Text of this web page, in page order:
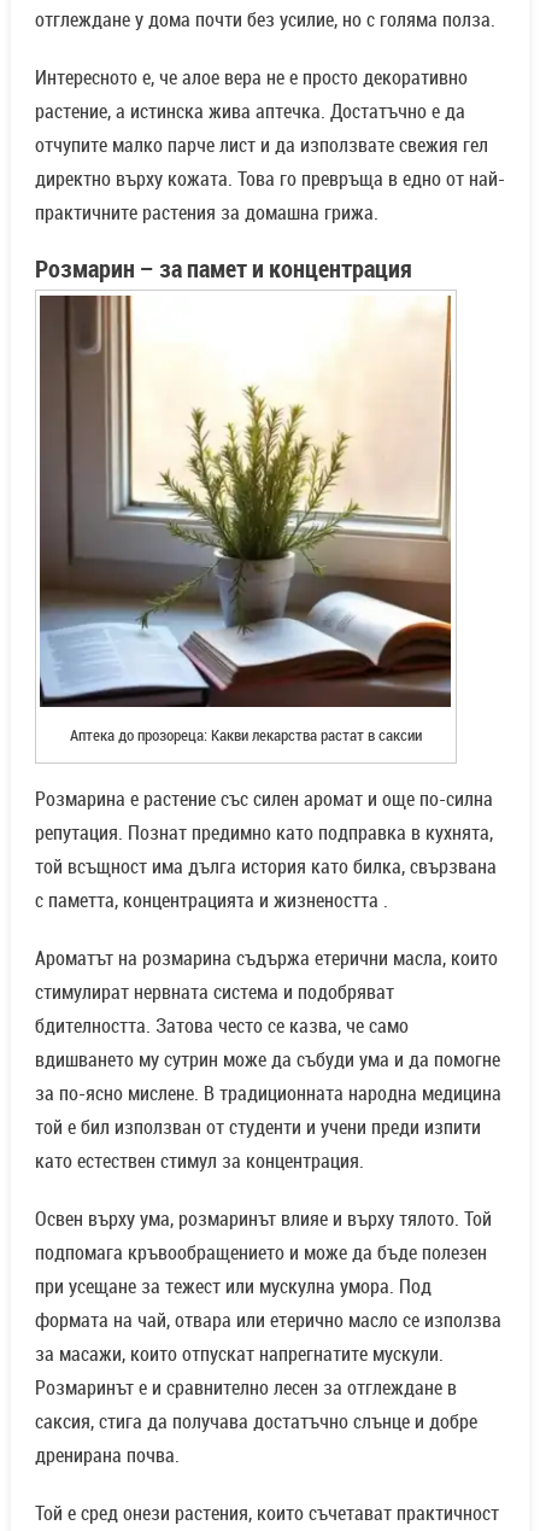
отглеждане у дома почти без усилие, но с голяма полза.
Интересното е, че алое вера не е просто декоративно
растение, а истинска жива аптечка. Достатъчно е да
отчупите малко парче лист и да използвате свежия гел
директно върху кожата. Това го превръща в едно от най-
практичните растения за домашна грижа.
Розмарин – за памет и концентрация
Аптека до прозореца: Какви лекарства растат в саксии
Розмарина е растение със силен аромат и още по-силна
репутация. Познат предимно като подправка в кухнята,
той всъщност има дълга история като билка, свързвана
с паметта, концентрацията и жизнеността .
Ароматът на розмарина съдържа етерични масла, които
стимулират нервната система и подобряват
бдителността. Затова често се казва, че само
вдишването му сутрин може да събуди ума и да помогне
за по-ясно мислене. В традиционната народна медицина
той е бил използван от студенти и учени преди изпити
като естествен стимул за концентрация.
Освен върху ума, розмаринът влияе и върху тялото. Той
подпомага кръвообращението и може да бъде полезен
при усещане за тежест или мускулна умора. Под
формата на чай, отвара или етерично масло се използва
за масажи, които отпускат напрегнатите мускули.
Розмаринът е и сравнително лесен за отглеждане в
саксия, стига да получава достатъчно слънце и добре
дренирана почва.
Той е сред онези растения, които съчетават практичност